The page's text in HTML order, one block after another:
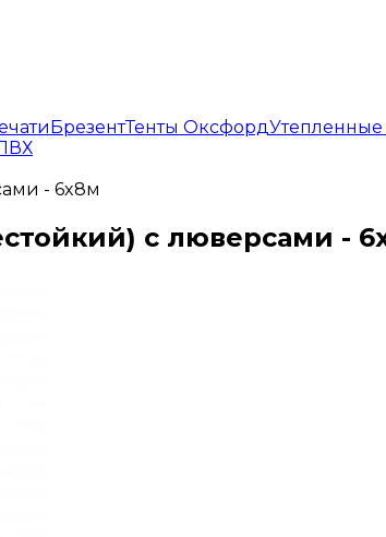
БрезентТенты ОксфордУтепленные
- 6x8м
с люверсами -